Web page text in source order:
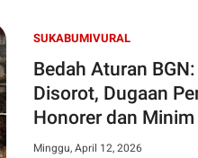
SUKABUMIVURAL
Bedah Aturan
Disorot, Dugaan
Honorer dan
Minggu, April 12, 2026